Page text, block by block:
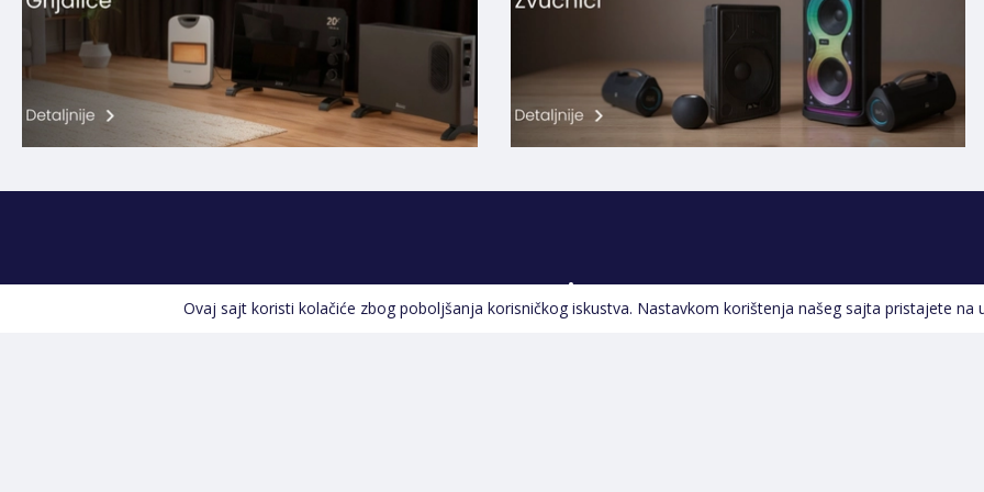
Pratite nas
Ovaj sajt koristi kolačiće zbog poboljšanja korisničkog iskustva. Nastavkom korištenja našeg sajta pristajete na